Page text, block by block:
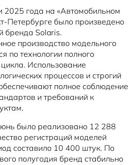
2025 года на «Автомобильном
Петербурге было произведено
бренда Solaris.
производство модельного
по технологии полного
Использование
процессов и строгий
полное соблюдение
и требований к
было реализовано 12 288
регистраций моделей
составило 10 400 штук. По
полугодия бренд стабильно